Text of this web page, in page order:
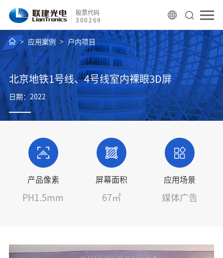
股票代码
300269
应用案例 户内项目
北京地铁1号线、4号线室内裸眼3D屏
日期：2022
产品像素
PH1.5mm
屏幕面积
67㎡
应用场景
媒体广告